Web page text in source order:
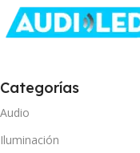
Categorías
Audio
Iluminación